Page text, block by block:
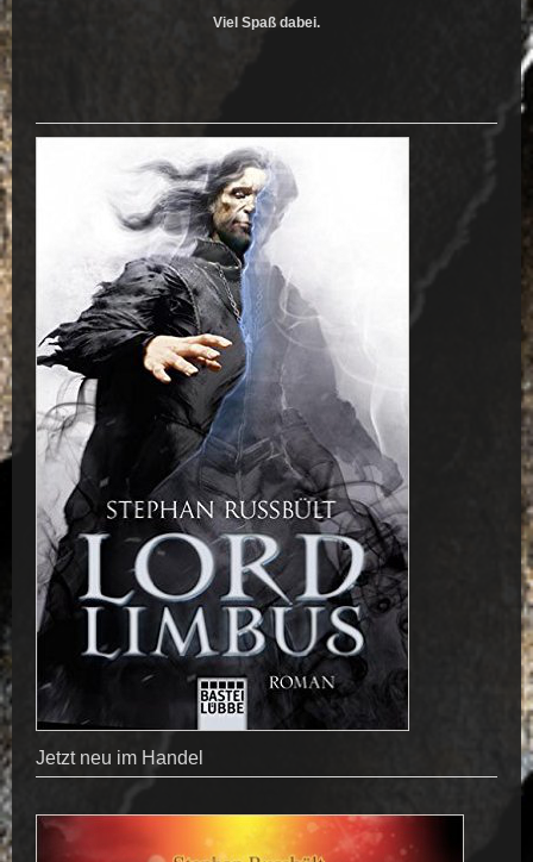
Viel Spaß dabei.
Jetzt neu im Handel